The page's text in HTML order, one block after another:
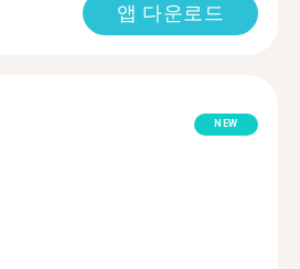
앱 다운로드
NEW